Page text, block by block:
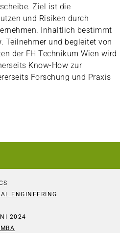
Ziel ist die
und Risiken durch
Inhaltlich bestimmt
Teilnehmer und begleitet von
der FH Technikum Wien wird
Know-How zur
Forschung und Praxis
ENGINEERING
2024